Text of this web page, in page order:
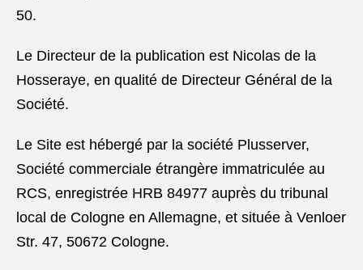
50.
Le Directeur de la publication est Nicolas de la
Hosseraye, en qualité de Directeur Général de la
Société.
Le Site est hébergé par la société Plusserver,
Société commerciale étrangère immatriculée au
RCS, enregistrée HRB 84977 auprès du tribunal
local de Cologne en Allemagne, et située à Venloer
Str. 47, 50672 Cologne.